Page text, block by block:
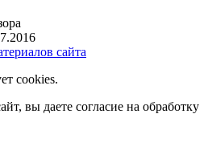
сайта
cookies.
вы даете согласие на обработку